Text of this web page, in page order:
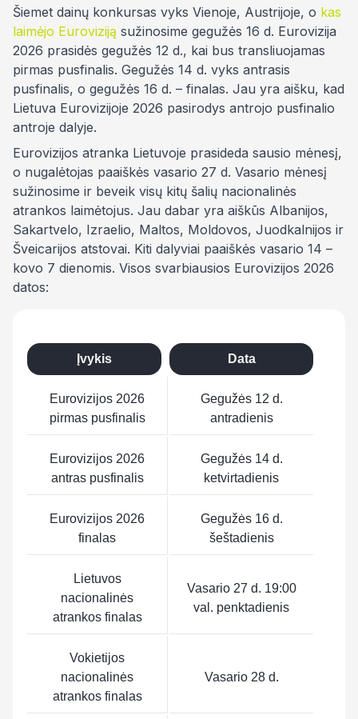
Šiemet dainų konkursas vyks Vienoje, Austrijoje, o kas
laimėjo Euroviziją sužinosime gegužės 16 d. Eurovizija
2026 prasidės gegužės 12 d., kai bus transliuojamas
pirmas pusfinalis. Gegužės 14 d. vyks antrasis
pusfinalis, o gegužės 16 d. – finalas. Jau yra aišku, kad
Lietuva Eurovizijoje 2026 pasirodys antrojo pusfinalio
antroje dalyje.
Eurovizijos atranka Lietuvoje prasideda sausio mėnesį,
o nugalėtojas paaiškės vasario 27 d. Vasario mėnesį
sužinosime ir beveik visų kitų šalių nacionalinės
atrankos laimėtojus. Jau dabar yra aiškūs Albanijos,
Sakartvelo, Izraelio, Maltos, Moldovos, Juodkalnijos ir
Šveicarijos atstovai. Kiti dalyviai paaiškės vasario 14 –
kovo 7 dienomis. Visos svarbiausios Eurovizijos 2026
datos:
Įvykis Data
Eurovizijos 2026
pirmas pusfinalis
Gegužės 12 d.
antradienis
Eurovizijos 2026
antras pusfinalis
Gegužės 14 d.
ketvirtadienis
Eurovizijos 2026
finalas
Gegužės 16 d.
šeštadienis
Lietuvos
nacionalinės
atrankos finalas
Vasario 27 d. 19:00
val. penktadienis
Vokietijos
nacionalinės
atrankos finalas
Vasario 28 d.